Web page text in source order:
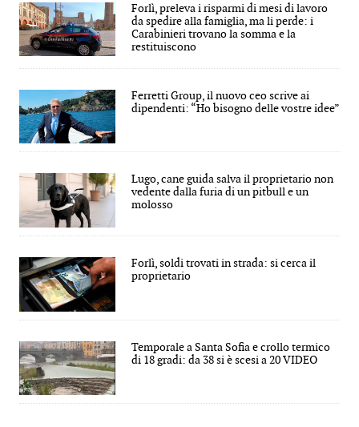
Forlì, preleva i risparmi di mesi di lavoro
da spedire alla famiglia, ma li perde: i
Carabinieri trovano la somma e la
restituiscono
Ferretti Group, il nuovo ceo scrive ai
dipendenti: “Ho bisogno delle vostre idee”
Lugo, cane guida salva il proprietario non
vedente dalla furia di un pitbull e un
molosso
Forlì, soldi trovati in strada: si cerca il
proprietario
Temporale a Santa Sofia e crollo termico
di 18 gradi: da 38 si è scesi a 20 VIDEO